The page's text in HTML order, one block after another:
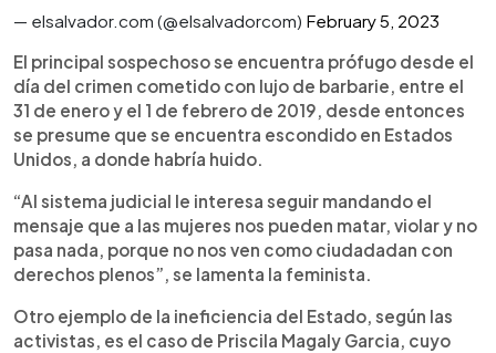
— elsalvador.com (@elsalvadorcom) February 5, 2023
El principal sospechoso se encuentra prófugo desde el
día del crimen cometido con lujo de barbarie, entre el
31 de enero y el 1 de febrero de 2019, desde entonces
se presume que se encuentra escondido en Estados
Unidos, a donde habría huido.
“Al sistema judicial le interesa seguir mandando el
mensaje que a las mujeres nos pueden matar, violar y no
pasa nada, porque no nos ven como ciudadadan con
derechos plenos”, se lamenta la feminista.
Otro ejemplo de la ineficiencia del Estado, según las
activistas, es el caso de Priscila Magaly Garcia, cuyo